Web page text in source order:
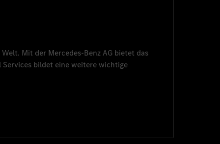
Mit der Mercedes-Benz AG bietet das
Services bildet eine weitere wichtige